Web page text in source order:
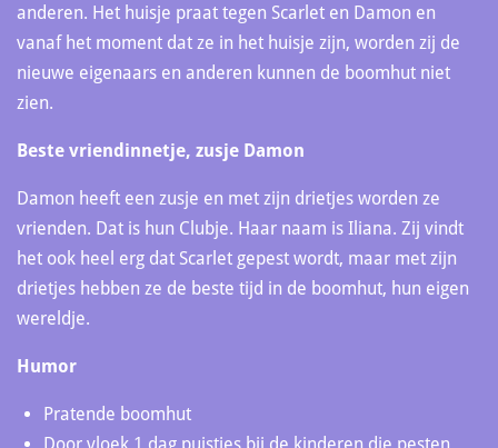
anderen. Het huisje praat tegen Scarlet en Damon en
vanaf het moment dat ze in het huisje zijn, worden zij de
nieuwe eigenaars en anderen kunnen de boomhut niet
zien.
Beste vriendinnetje, zusje Damon
Damon heeft een zusje en met zijn drietjes worden ze
vrienden. Dat is hun Clubje. Haar naam is Iliana. Zij vindt
het ook heel erg dat Scarlet gepest wordt, maar met zijn
drietjes hebben ze de beste tijd in de boomhut, hun eigen
wereldje.
Humor
Pratende boomhut